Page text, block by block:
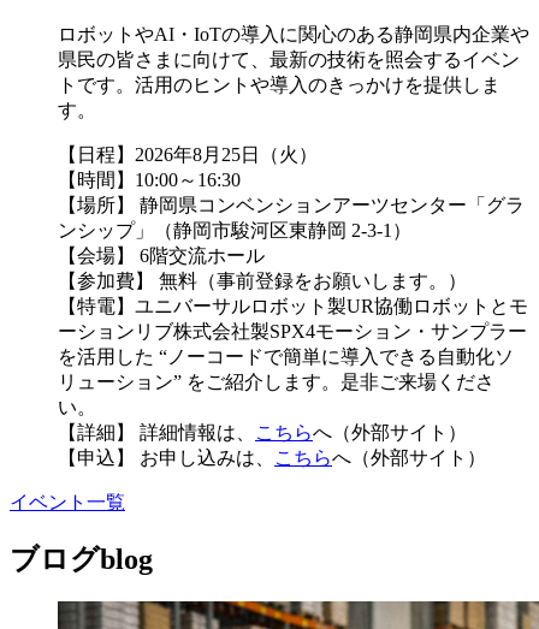
ロボットやAI・IoTの導入に関心のある静岡県内企業や
県民の皆さまに向けて、最新の技術を照会するイベン
トです。活用のヒントや導入のきっかけを提供しま
す。
【日程】2026年8月25日（火）
【時間】10:00～16:30
【場所】 静岡県コンベンションアーツセンター「グラ
ンシップ」（静岡市駿河区東静岡 2-3-1）
【会場】 6階交流ホール
【参加費】 無料（事前登録をお願いします。）
【特電】ユニバーサルロボット製UR協働ロボットとモ
ーションリブ株式会社製SPX4モーション・サンプラー
を活用した “ノーコードで簡単に導入できる自動化ソ
リューション” をご紹介します。是非ご来場くださ
い。
【詳細】 詳細情報は、
こちらへ（外部サイト）
【申込】 お申し込みは、
こちらへ（外部サイト）
イベント一覧
ブログblog